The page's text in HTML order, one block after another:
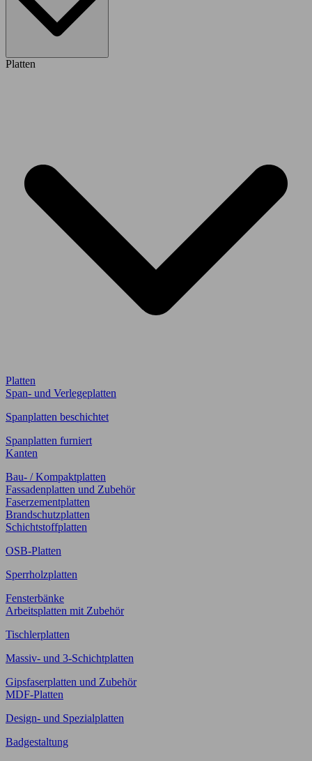
Platten
Platten
Span- und Verlegeplatten
Spanplatten beschichtet
Spanplatten furniert
Kanten
Bau- / Kompaktplatten
Fassadenplatten und Zubehör
Faserzementplatten
Brandschutzplatten
Schichtstoffplatten
OSB-Platten
Sperrholzplatten
Fensterbänke
Arbeitsplatten mit Zubehör
Tischlerplatten
Massiv- und 3-Schichtplatten
Gipsfaserplatten und Zubehör
MDF-Platten
Design- und Spezialplatten
Badgestaltung